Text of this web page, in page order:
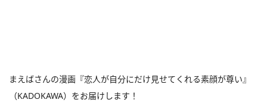
まえばさんの漫画『恋人が自分にだけ見せてくれる素顔が尊い』
（KADOKAWA）をお届けします！